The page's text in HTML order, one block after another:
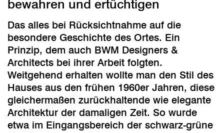
bewahren und ertüchtigen
Das alles bei Rücksichtnahme auf die
besondere Geschichte des Ortes. Ein
Prinzip, dem auch BWM Designers &
Architects bei ihrer Arbeit folgten.
Weitgehend erhalten wollte man den Stil des
Hauses aus den frühen 1960er Jahren, diese
gleichermaßen zurückhaltende wie elegante
Architektur der damaligen Zeit. So wurde
etwa im Eingangsbereich der schwarz-grüne